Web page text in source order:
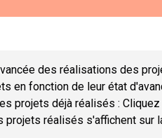
des réalisations des
en fonction de leur état
projets déjà réalisés :
réalisés s'affichent sur